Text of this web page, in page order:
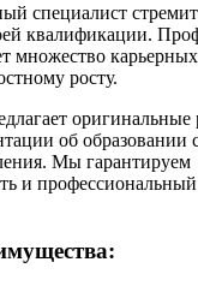
специалист
квалификации.
множество
росту.
оригинальные
об образовании
Мы гарантируем
и